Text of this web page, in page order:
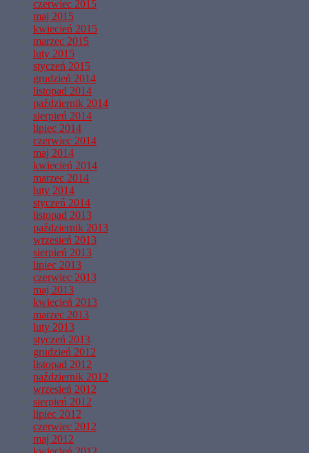
czerwiec 2015
maj 2015
kwiecień 2015
marzec 2015
luty 2015
styczeń 2015
grudzień 2014
listopad 2014
październik 2014
sierpień 2014
lipiec 2014
czerwiec 2014
maj 2014
kwiecień 2014
marzec 2014
luty 2014
styczeń 2014
listopad 2013
październik 2013
wrzesień 2013
sierpień 2013
lipiec 2013
czerwiec 2013
maj 2013
kwiecień 2013
marzec 2013
luty 2013
styczeń 2013
grudzień 2012
listopad 2012
październik 2012
wrzesień 2012
sierpień 2012
lipiec 2012
czerwiec 2012
maj 2012